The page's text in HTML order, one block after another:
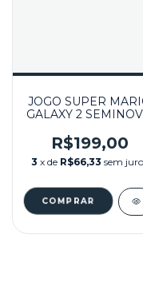
JOGO SUPER
GALAXY 2
R$199,00
3 x de R$66,33 sem